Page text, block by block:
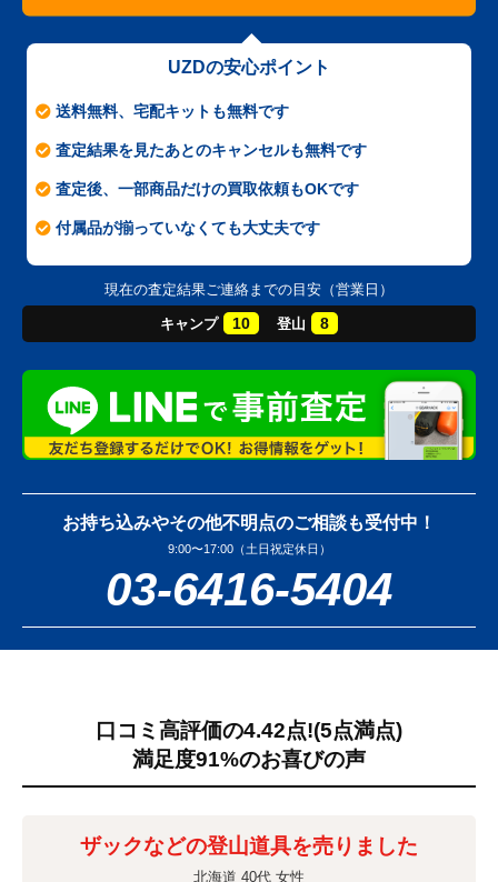
UZDの安心ポイント
送料無料、宅配キットも無料です
査定結果を見たあとのキャンセルも無料です
査定後、一部商品だけの買取依頼もOKです
付属品が揃っていなくても大丈夫です
現在の査定結果ご連絡までの目安（営業日）
キャンプ 10 登山 8
お持ち込みやその他不明点のご相談も受付中！
9:00〜17:00（土日祝定休日）
03-6416-5404
口コミ高評価の4.42点!(5点満点)
満足度91%のお喜びの声
ザックなどの登山道具を売りました
北海道 40代 女性